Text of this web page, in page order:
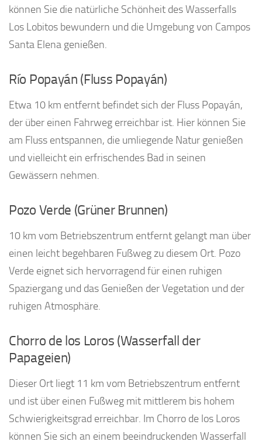
können Sie die natürliche Schönheit des Wasserfalls
Los Lobitos bewundern und die Umgebung von Campos
Santa Elena genießen.
Río Popayán (Fluss Popayán)
Etwa 10 km entfernt befindet sich der Fluss Popayán,
der über einen Fahrweg erreichbar ist. Hier können Sie
am Fluss entspannen, die umliegende Natur genießen
und vielleicht ein erfrischendes Bad in seinen
Gewässern nehmen.
Pozo Verde (Grüner Brunnen)
10 km vom Betriebszentrum entfernt gelangt man über
einen leicht begehbaren Fußweg zu diesem Ort. Pozo
Verde eignet sich hervorragend für einen ruhigen
Spaziergang und das Genießen der Vegetation und der
ruhigen Atmosphäre.
Chorro de los Loros (Wasserfall der
Papageien)
Dieser Ort liegt 11 km vom Betriebszentrum entfernt
und ist über einen Fußweg mit mittlerem bis hohem
Schwierigkeitsgrad erreichbar. Im Chorro de los Loros
können Sie sich an einem beeindruckenden Wasserfall